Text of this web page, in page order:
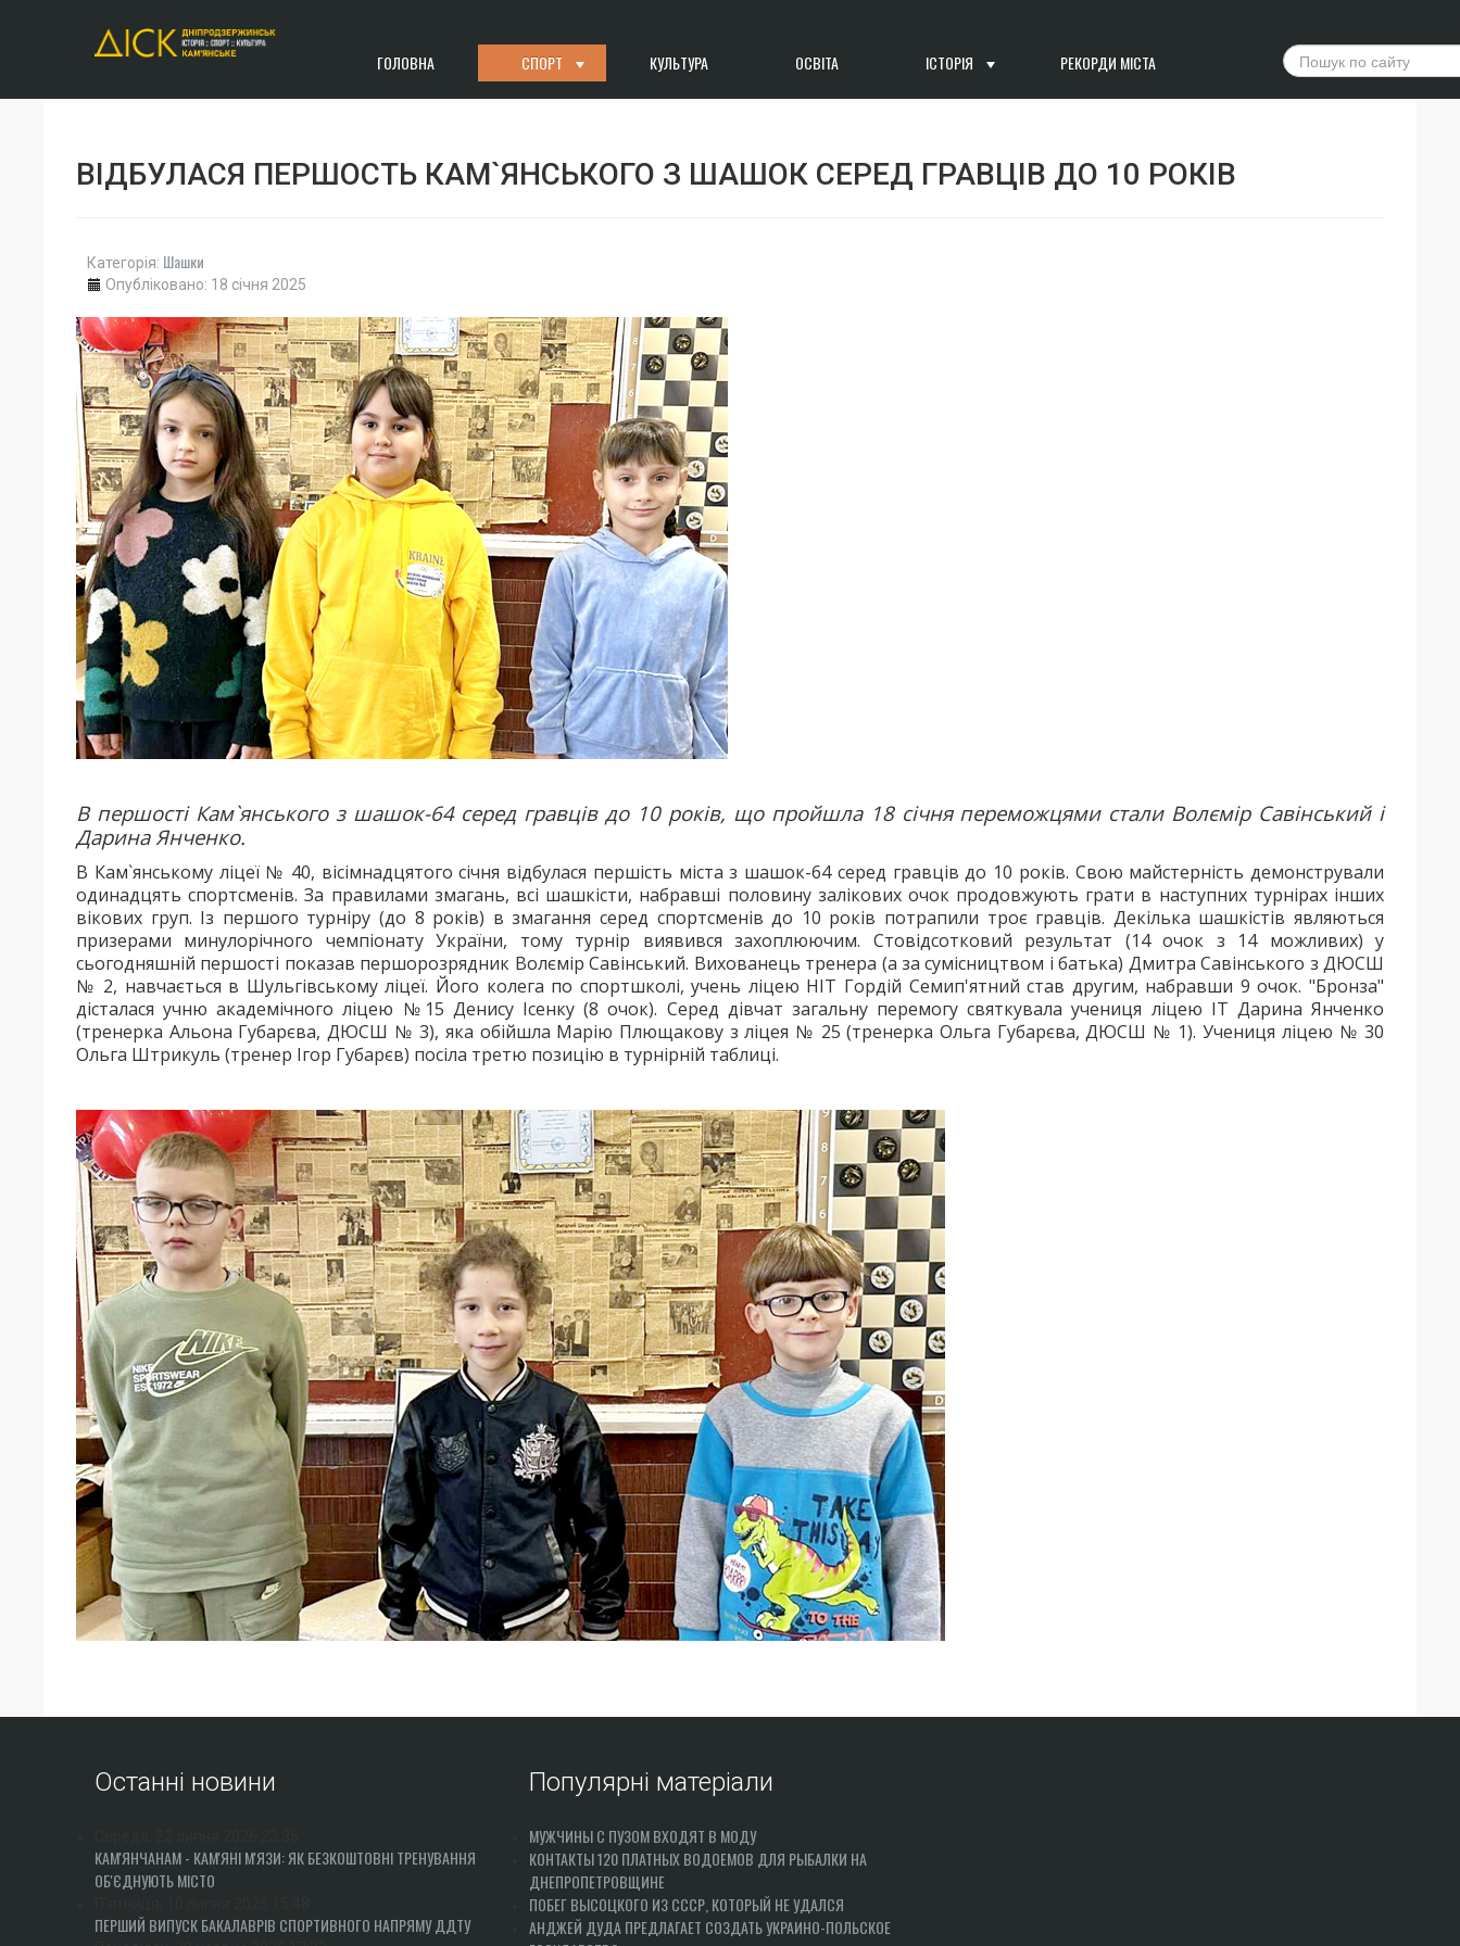
ГОЛОВНА СПОРТ КУЛЬТУРА ОСВІТА ІСТОРІЯ РЕКОРДИ МІСТА
ВІДБУЛАСЯ ПЕРШОСТЬ КАМ`ЯНСЬКОГО З ШАШОК СЕРЕД ГРАВЦІВ ДО 10 РОКІВ
Категорія: Шашки
Опубліковано: 18 січня 2025
В першості Кам`янського з шашок-64 серед гравців до 10 років, що пройшла 18 січня переможцями стали Волємір Савінський і
Дарина Янченко.
В Кам`янському ліцеї № 40, вісімнадцятого січня відбулася першість міста з шашок-64 серед гравців до 10 років. Свою майстерність демонстрували
одинадцять спортсменів. За правилами змагань, всі шашкісти, набравші половину залікових очок продовжують грати в наступних турнірах інших
вікових груп. Із першого турніру (до 8 років) в змагання серед спортсменів до 10 років потрапили троє гравців. Декілька шашкістів являються
призерами минулорічного чемпіонату України, тому турнір виявився захоплюючим. Стовідсотковий результат (14 очок з 14 можливих) у
сьогодняшній першості показав першорозрядник Волємір Савінський. Вихованець тренера (а за сумісництвом і батька) Дмитра Савінського з ДЮСШ
№ 2, навчається в Шульгівському ліцеї. Його колега по спортшколі, учень ліцею НІТ Гордій Семип'ятний став другим, набравши 9 очок. "Бронза"
дісталася учню академічного ліцею №15 Денису Ісенку (8 очок). Серед дівчат загальну перемогу святкувала учениця ліцею ІТ Дарина Янченко
(тренерка Альона Губарєва, ДЮСШ № 3), яка обійшла Марію Плющакову з ліцея № 25 (тренерка Ольга Губарєва, ДЮСШ № 1). Учениця ліцею № 30
Ольга Штрикуль (тренер Ігор Губарєв) посіла третю позицію в турнірній таблиці.
Останні новини
КАМ'ЯНЧАНАМ - КАМ'ЯНІ М'ЯЗИ: ЯК БЕЗКОШТОВНІ ТРЕНУВАННЯ
ОБ'ЄДНУЮТЬ МІСТО
ПЕРШИЙ ВИПУСК БАКАЛАВРІВ СПОРТИВНОГО НАПРЯМУ ДДТУ
Популярні матеріали
МУЖЧИНЫ С ПУЗОМ ВХОДЯТ В МОДУ
КОНТАКТЫ 120 ПЛАТНЫХ ВОДОЕМОВ ДЛЯ РЫБАЛКИ НА
ДНЕПРОПЕТРОВЩИНЕ
ПОБЕГ ВЫСОЦКОГО ИЗ СССР, КОТОРЫЙ НЕ УДАЛСЯ
АНДЖЕЙ ДУДА ПРЕДЛАГАЕТ СОЗДАТЬ УКРАИНО-ПОЛЬСКОЕ